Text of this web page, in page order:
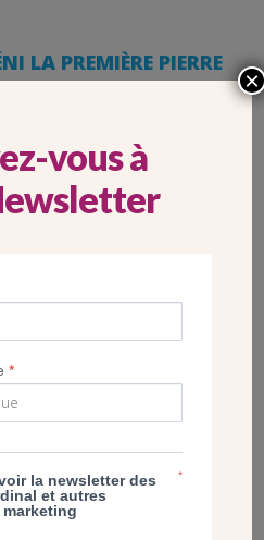
LA PREMIÈRE PIERRE
béni la première pierre de la
vous à
*
la newsletter des
et autres
*
×